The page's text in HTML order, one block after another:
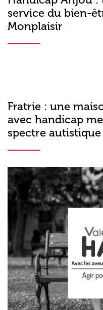
service du bien-
Monplaisir
Fratrie : une
avec handicap
spectre autistique